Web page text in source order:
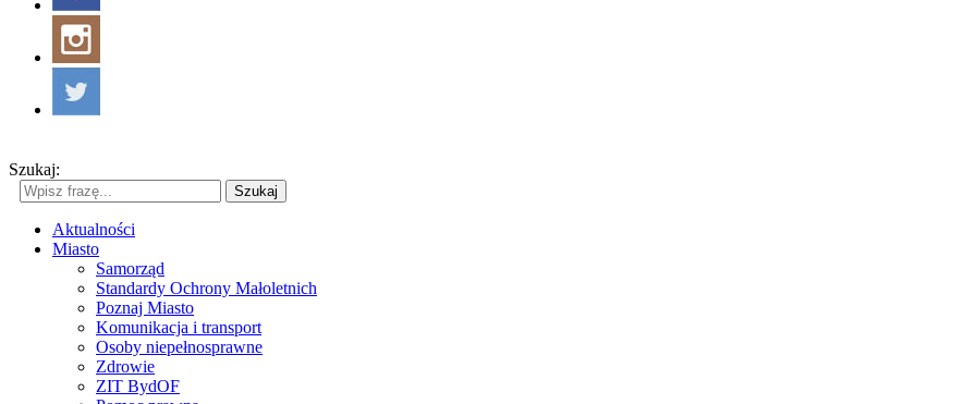
Szukaj:
Szukaj
Aktualności
Miasto
Samorząd
Standardy Ochrony Małoletnich
Poznaj Miasto
Komunikacja i transport
Osoby niepełnosprawne
Zdrowie
ZIT BydOF